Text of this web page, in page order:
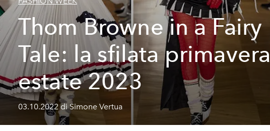
Thom Browne in a Fairy
Tale: la sfilata primavera
estate 2023
03.10.2022 di Simone Vertua